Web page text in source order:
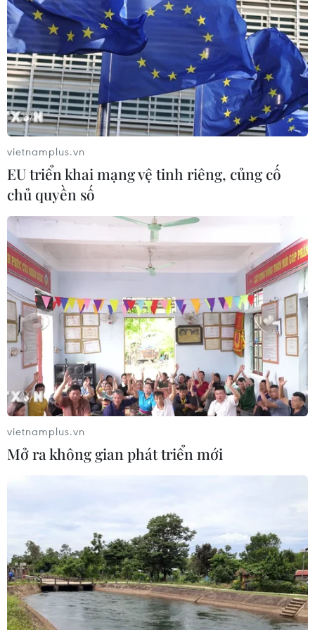
cao tốc: Tài xế xe chở mắc nhiều lỗi vi
phạm
08/08/2026 06:37
Dự án Sân bay Phú Quốc tăng tốc thi
công, sẽ cán mốc vận hành từ tháng
vietnamplus.vn
EU triển khai mạng vệ tinh riêng, củng cố
chủ quyền số
vietnamplus.vn
Mở ra không gian phát triển mới